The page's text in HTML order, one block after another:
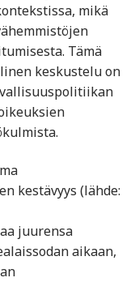
mikä
Tämä
keskustelu on
kestävyys (lähde:
juurensa
aikaan,